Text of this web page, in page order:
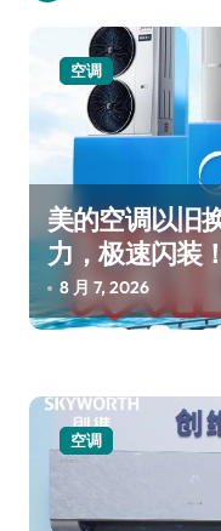
空调
美的空调以旧
力，极速闪装！
8 月 7, 2026
空调